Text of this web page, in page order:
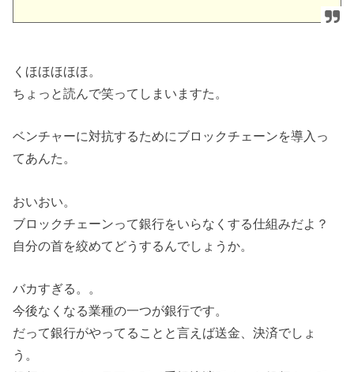
くほほほほほ。
ちょっと読んで笑ってしまいますた。
ベンチャーに対抗するためにブロックチェーンを導入っ
てあんた。
おいおい。
ブロックチェーンって銀行をいらなくする仕組みだよ？
自分の首を絞めてどうするんでしょうか。
バカすぎる。。
今後なくなる業種の一つが銀行です。
だって銀行がやってることと言えば送金、決済でしょ
う。